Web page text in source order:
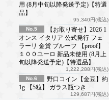
用 (8月中旬以降発送予定)【特選
品】
95,340円(税込)
No.5
【お取り寄せ】2026 1
オンス イタリア 公式発行 フェ
ラーリ 金貨 プルーフ 【proof】
１００ユーロ 新品未使用 (8月上
旬以降発送予定)【特選品】
1,222,288円(税込)
No.6
野口コイン【金豆】約
1g 【5粒】 ガラス瓶つき
129,687円(税込)